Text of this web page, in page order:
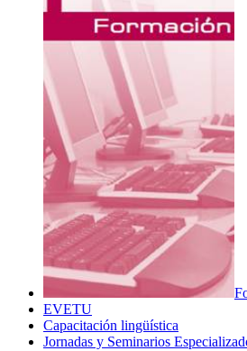
EVETU
Capacitación lingüística
Jornadas y Seminarios